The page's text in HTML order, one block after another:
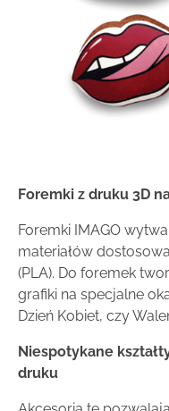
Foremki z druku 3D
Foremki IMAGO
materiałów
(PLA). Do foremek
grafiki na specjalne
Dzień Kobiet, czy
Niespotykane
druku